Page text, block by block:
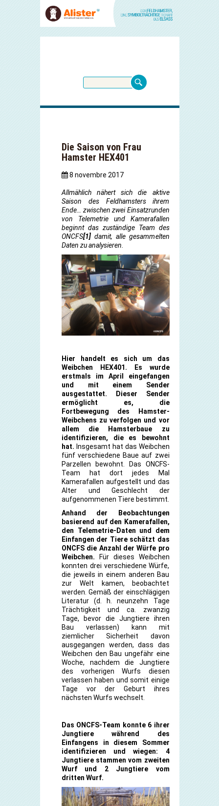
Die Saison von Frau
Hamster HEX401
8 novembre 2017
Allmählich nähert sich die aktive
Saison des Feldhamsters ihrem
Ende… zwischen zwei Einsatzrunden
von Telemetrie und Kamerafallen
beginnt das zuständige Team des
ONCFS[1] damit, alle gesammelten
Daten zu analysieren.
Hier handelt es sich um das
Weibchen HEX401.
Es wurde
erstmals im April eingefangen
und mit einem Sender
ausgestattet. Dieser Sender
ermöglicht es, die
Fortbewegung des Hamster-
Weibchens zu verfolgen und vor
allem die Hamsterbaue zu
identifizieren, die es bewohnt
hat. Insgesamt hat das Weibchen
fünf verschiedene Baue auf zwei
Parzellen bewohnt. Das ONCFS-
Team hat dort jedes Mal
Kamerafallen aufgestellt und das
Alter und Geschlecht der
aufgenommenen Tiere bestimmt.
Anhand der Beobachtungen
basierend auf den Kamerafallen,
den Telemetrie-Daten und dem
Einfangen der Tiere schätzt das
ONCFS die Anzahl der Würfe pro
Weibchen. Für dieses Weibchen
konnten drei verschiedene Würfe,
die jeweils in einem anderen Bau
zur Welt kamen, beobachtet
werden. Gemäß der einschlägigen
Literatur (d. h. neunzehn Tage
Trächtigkeit und ca. zwanzig
Tage, bevor die Jungtiere ihren
Bau verlassen) kann mit
ziemlicher Sicherheit davon
ausgegangen werden, dass das
Weibchen den Bau ungefähr eine
Woche, nachdem die Jungtiere
des vorherigen Wurfs diesen
verlassen haben und somit einige
Tage vor der Geburt ihres
nächsten Wurfs wechselt.
Das ONCFS-Team konnte 6 ihrer
Jungtiere während des
Einfangens in diesem Sommer
identifizieren und wiegen:
4
Jungtiere stammen vom zweiten
Wurf und 2 Jungtiere vom
dritten Wurf.